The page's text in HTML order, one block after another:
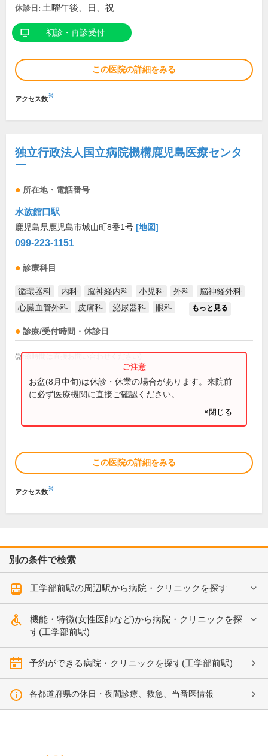
休診日: 土曜午後、日、祝
初診・再診受付
この医院の詳細をみる
アクセス数※
独立行政法人国立病院機構鹿児島医療センタ
ー
所在地・電話番号
水族館口駅
鹿児島県鹿児島市城山町8番1号 [地図]
099-223-1151
診療科目
循環器科 内科 脳神経内科 小児科 外科
脳神経外科
心臓血管外科
皮膚科 泌尿器科 眼科 もっと見る
診療/受付時間・休診日
(診療時間は直接お問い合わせください)
お盆(8月中旬)は休診・休業の場合があります。来院前
に必ず医療機関に直接ご確認ください。
×閉じる
この医院の詳細をみる
アクセス数※
別の条件で検索
工学部前駅の周辺駅から病院・クリニックを探す
機能・特徴(女性医師など)から病院・クリニックを探
す(工学部前駅)
予約ができる病院・クリニックを探す(工学部前駅)
各都道府県の休日・夜間診療、救急、当番医情報